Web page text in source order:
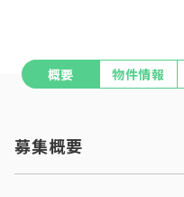
概要 物件情報
募集概要